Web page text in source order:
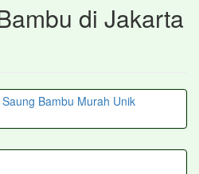
di Jakarta